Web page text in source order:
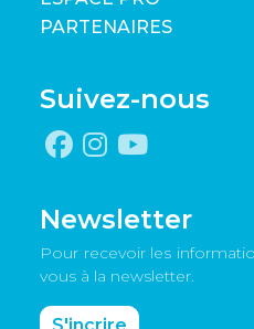
PARTENAIRES
Suivez-nous
Newsletter
Pour recevoir les
vous à la newsletter.